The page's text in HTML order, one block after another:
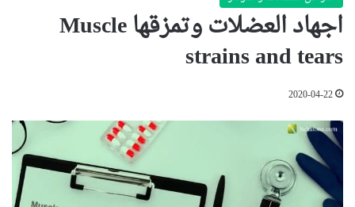
اجهاد العضلات وتمزقها Muscle
strains and tears
2020-04-22